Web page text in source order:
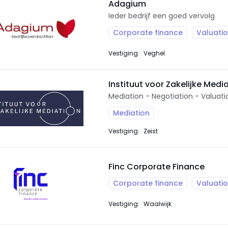
Adagium
Ieder bedrijf een goed vervolg
Corporate finance
Vestiging: Veghel
Instituut voor Zakelijke
Mediation - Negotiation -
Mediation
Vestiging: Zeist
Finc Corporate Finance
Corporate finance
Vestiging: Waalwijk